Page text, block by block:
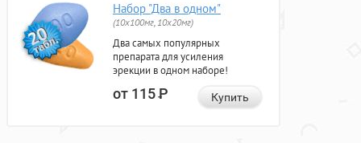
Набор "Два в одном"
(10x100мг, 10x20мг)
Два самых популярных
препарата для усиления
эрекции в одном наборе!
от 115Р Купить